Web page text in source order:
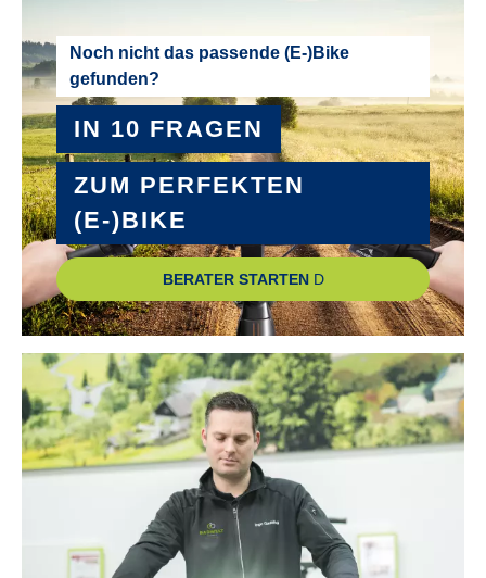
Noch nicht das passende (E-)Bike
gefunden?
IN 10 FRAGEN
ZUM PERFEKTEN
(E-)BIKE
BERATER STARTEN